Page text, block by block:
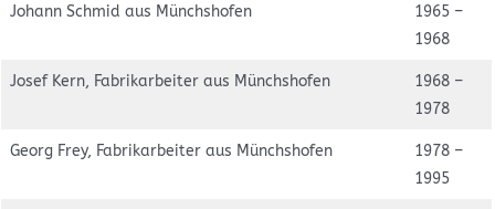
Johann Schmid aus Münchshofen
1965 –
1968
Josef Kern, Fabrikarbeiter aus Münchshofen
1968 –
1978
Georg Frey, Fabrikarbeiter aus Münchshofen
1978 –
1995